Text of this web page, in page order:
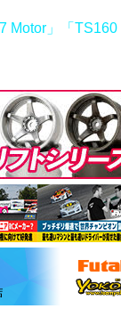
Motor」「